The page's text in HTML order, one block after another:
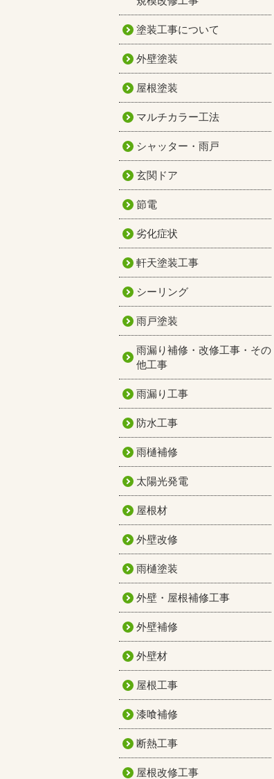
塗装工事について
外壁塗装
屋根塗装
マルチカラー工法
シャッター・雨戸
玄関ドア
節電
劣化症状
軒天塗装工事
シーリング
雨戸塗装
雨漏り補修・改修工事・その
他工事
雨漏り工事
防水工事
雨樋補修
太陽光発電
屋根材
外壁改修
雨樋塗装
外壁・屋根補修工事
外壁補修
外壁材
屋根工事
漆喰補修
断熱工事
屋根改修工事